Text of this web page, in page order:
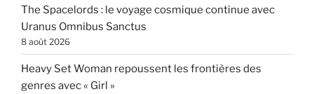
The Spacelords : le voyage cosmique continue avec
Uranus Omnibus Sanctus
8 août 2026
Heavy Set Woman repoussent les frontières des
genres avec « Girl »